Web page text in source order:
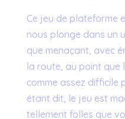
Ce jeu de plateforme
nous plonge dans un
que menaçant, avec
la route, au point que
comme assez difficile
étant dit, le jeu est
tellement folles que